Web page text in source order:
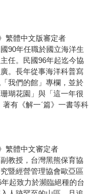
繁體中文版審定者
90年任職於國立海洋生
任。民國96年起迄今協
。長年從事海洋科普寫
我們的館」專欄，並於
瑚花園」與「這一年很
有《解一ˊ篇》一書等科
繁體中文審定者
教授，台灣黑熊保育協
暨經營管理協會歐亞區
起致力於瀕臨絕種的台